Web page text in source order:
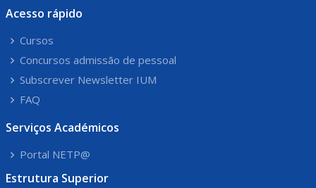
Acesso rápido
Cursos
Concursos admissão de pessoal
Subscrever Newsletter IUM
FAQ
Serviços Académicos
Portal NETP@
Estrutura Superior